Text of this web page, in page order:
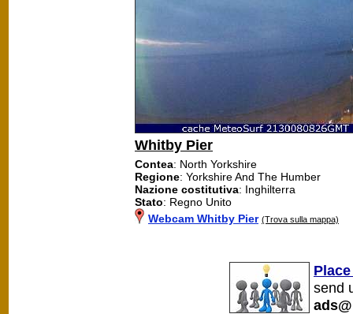
Whitby Pier
Contea: North Yorkshire
Regione: Yorkshire And The Humber
Nazione costitutiva: Inghilterra
Stato: Regno Unito
Webcam Whitby Pier (Trova sulla mappa)
send